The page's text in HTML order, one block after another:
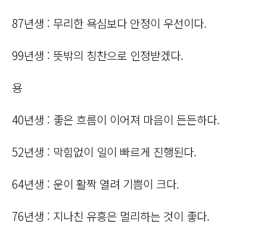
87년생 : 무리한 욕심보다 안정이 우선이다.
99년생 : 뜻밖의 칭찬으로 인정받겠다.
용
40년생 : 좋은 흐름이 이어져 마음이 든든하다.
52년생 : 막힘없이 일이 빠르게 진행된다.
64년생 : 운이 활짝 열려 기쁨이 크다.
76년생 : 지나친 유흥은 멀리하는 것이 좋다.